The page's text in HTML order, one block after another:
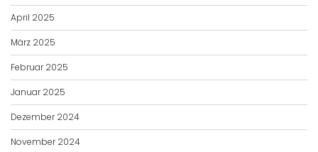
April 2025
März 2025
Februar 2025
Januar 2025
Dezember 2024
November 2024